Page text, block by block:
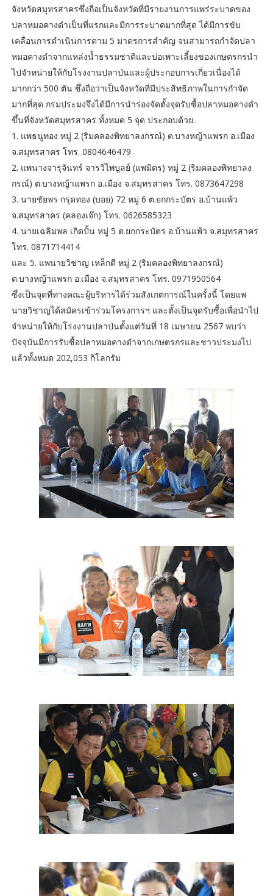
จังหวัดสมุทรสาครซึ่งถือเป็นจังหวัดที่มีรายงานการแพร่ระบาดของ
ปลาหมอคางดำเป็นที่แรกและมีการระบาดมากที่สุด ได้มีการขับ
เคลื่อนการดำเนินการตาม 5 มาตรการสำคัญ จนสามารถกำจัดปลา
หมอคางดำจากแหล่งน้ำธรรมชาติและบ่อเพาะเลี้ยงของเกษตรกรนำ
ไปจำหน่ายให้กับโรงงานปลาป่นและผู้ประกอบการเกี่ยวเนื่องได้
มากกว่า 500 ตัน ซึ่งถือว่าเป็นจังหวัดที่มีประสิทธิภาพในการกำจัด
มากที่สุด กรมประมงจึงได้มีการนำร่องจัดตั้งจุดรับซื้อปลาหมอคางดำ
ขึ้นที่จังหวัดสมุทรสาคร ทั้งหมด 5 จุด ประกอบด้วย..
1. แพธนูทอง หมู่ 2 (ริมคลองพิทยาลงกรณ์) ต.บางหญ้าแพรก อ.เมือง
จ.สมุทรสาคร โทร. 0804646479
2. แพนางจารุจันทร์ จารวิไพบูลย์ (แพมิตร) หมู่ 2 (ริมคลองพิทยาลง
กรณ์) ต.บางหญ้าแพรก อ.เมือง จ.สมุทรสาคร โทร. 0873647298
3. นายชัยพร กรุดทอง (บอย) 72 หมู่ 6 ต.ยกกระบัตร อ.บ้านแพ้ว
จ.สมุทรสาคร (คลองเจ๊ก) โทร. 0626585323
4. นายเฉลิมพล เกิดปั้น หมู่ 5 ต.ยกกระบัตร อ.บ้านแพ้ว จ.สมุทรสาคร
โทร. 0871714414
และ 5. แพนายวิชาญ เหล็กดี หมู่ 2 (ริมคลองพิทยาลงกรณ์)
ต.บางหญ้าแพรก อ.เมือง จ.สมุทรสาคร โทร. 0971950564
ซึ่งเป็นจุดที่ทางคณะผู้บริหารได้ร่วมสังเกตการณ์ในครั้งนี้ โดยแพ
นายวิชาญได้สมัครเข้าร่วมโครงการฯ และตั้งเป็นจุดรับซื้อเพื่อนำไป
จำหน่ายให้กับโรงงานปลาป่นตั้งแต่วันที่ 18 เมษายน 2567 พบว่า
ปัจจุบันมีการรับซื้อปลาหมอคางดำจากเกษตรกรและชาวประมงไป
แล้วทั้งหมด 202,053 กิโลกรัม